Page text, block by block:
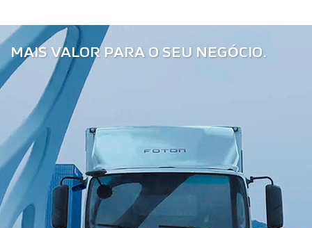
MAIS VALOR PARA O SEU NEGÓCIO.